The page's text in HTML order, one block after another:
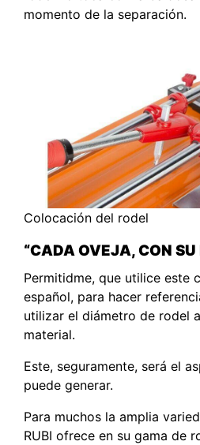
momento de la separación.
Colocación del rodel
“CADA OVEJA, CON SU
Permitidme, que utilice este
español, para hacer
utilizar el diámetro de rodel
material.
Este, seguramente, será el
puede generar.
Para muchos la amplia
RUBI ofrece en su gama de